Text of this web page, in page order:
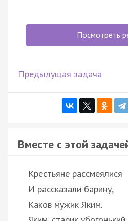
Посмотреть
Предыдущая задача
Вместе с этой
Крестьяне рассмеялися
И рассказали барину,
Каков мужик Яким.